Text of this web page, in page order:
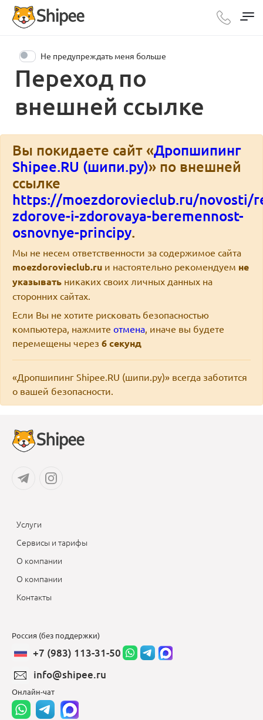
Переход по
внешней ссылке
Не предупреждать меня больше
Вы покидаете сайт «Дропшипинг
Shipee.RU (шипи.ру)» по внешней
ссылке
https://moezdorovieclub.ru/novosti/
zdorove-i-zdorovaya-beremennost-
osnovnye-principy.
Мы не несем ответственности за содержимое сайта
moezdorovieclub.ru и настоятельно рекомендуем не
указывать никаких своих личных данных на
сторонних сайтах.
Если Вы не хотите рисковать безопасностью
компьютера, нажмите отмена, иначе вы будете
перемещены через 6секунд
«Дропшипинг Shipee.RU (шипи.ру)» всегда заботится
о вашей безопасности.
Услуги
Сервисы и тарифы
О компании
О компании
Контакты
Россия (без поддержки)
+7 (983) 113-31-50
info@shipee.ru
Онлайн-чат